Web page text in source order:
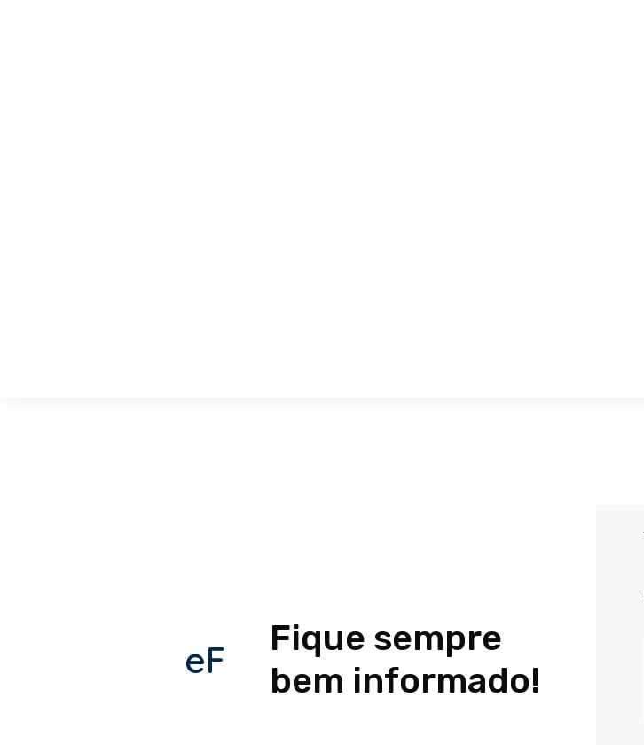
eF
Fique sempre
bem informado!